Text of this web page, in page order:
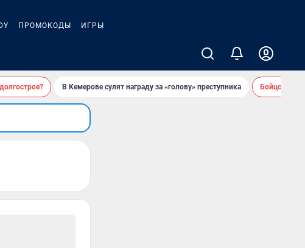
ПРОМОКОДЫ ИГРЫ
В Кемерове сулят награду за «голову» преступника Бойцовский